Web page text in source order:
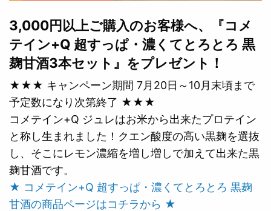
3,000円以上ご購入のお客様へ、『コメ
テイン+Q 超すっぱ・濃くてとろとろ 黒
麹甘酒3本セット』をプレゼント！
★★★ キャンペーン期間 7月20日～10月末頃まで
予定数になり次第終了 ★★★
コメテイン+Q ジュレはお米から出来たプロテイン
と称し生まれました！クエン酸度の高い黒麹を選抜
し、そこにレモン濃縮を増し増しで加えて出来た黒
麹甘酒です。
★ コメテイン+Q 超すっぱ・濃くてとろとろ 黒麹
甘酒の商品ページはコチラから ★